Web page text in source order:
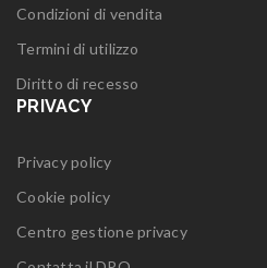
Condizioni di vendita
Termini di utilizzo
Diritto di recesso
PRIVACY
Privacy policy
Cookie policy
Centro gestione privacy